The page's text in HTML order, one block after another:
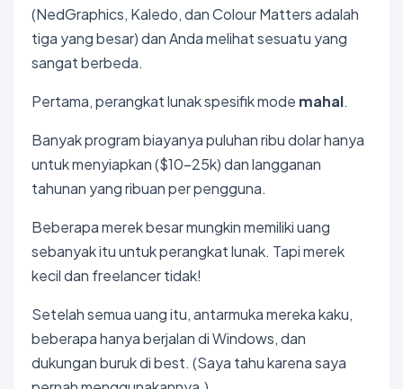
(NedGraphics, Kaledo, dan Colour Matters adalah
tiga yang besar) dan Anda melihat sesuatu yang
sangat berbeda.
Pertama, perangkat lunak spesifik mode mahal.
Banyak program biayanya puluhan ribu dolar hanya
untuk menyiapkan ($10-25k) dan langganan
tahunan yang ribuan per pengguna.
Beberapa merek besar mungkin memiliki uang
sebanyak itu untuk perangkat lunak. Tapi merek
kecil dan freelancer tidak!
Setelah semua uang itu, antarmuka mereka kaku,
beberapa hanya berjalan di Windows, dan
dukungan buruk di best. (Saya tahu karena saya